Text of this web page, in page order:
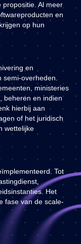
Al meer
en
op hun
en
overheden.
ministeries
beheren en indien
hierbij aan
of het juridisch
wettelijke
Tot
Het
fase van de scale-